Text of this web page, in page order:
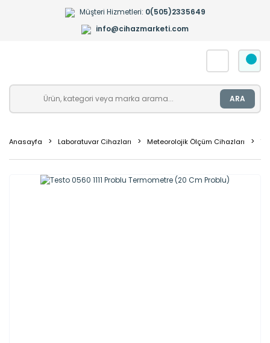
Müşteri Hizmetleri: 0(505)2335649
info@cihazmarketi.com
ARA
Anasayfa Laboratuvar Cihazları Meteorolojik Ölçüm Cihazları